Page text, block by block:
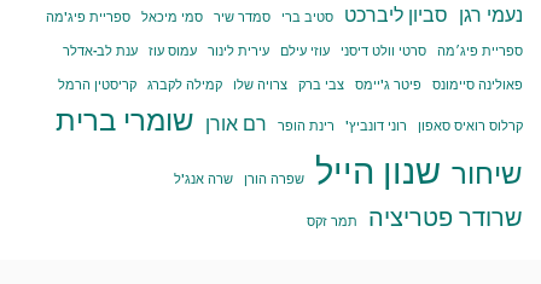
נעמי רגן סביון ליברכט סטיב ברי סמדר שיר סמי מיכאל
ספריית פיג'מה
ספריית פיג׳מה
סרטי וולט דיסני עוזי עילם עירית לינור עמוס עוז
ענת לב-אדלר
פאולינה סיימונס
פיטר ג'יימס צבי ברק צרויה שלו קמילה לקברג קריסטין הרמל
קרלוס רואיס סאפון רוני דונביץ' רינת הופר רם אורן שומרי ברית
שיחור שנון הייל שפרה הורן שרה אנג'ל
שרודר פטריציה תמר זקס